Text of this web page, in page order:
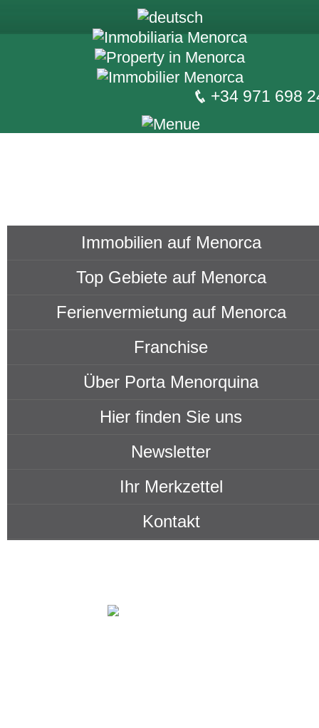
+34 971 698
Immobilien auf Menorca
Top Gebiete auf Menorca
Ferienvermietung auf Menorca
Franchise
Über Porta Menorquina
Hier finden Sie uns
Newsletter
Ihr Merkzettel
Kontakt